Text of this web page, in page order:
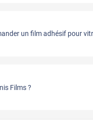
un film adhésif pour
Films ?